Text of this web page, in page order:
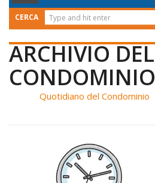
Navigation
CERCA
ARCHIVIO DEL
CONDOMINIO
Quotidiano del Condominio